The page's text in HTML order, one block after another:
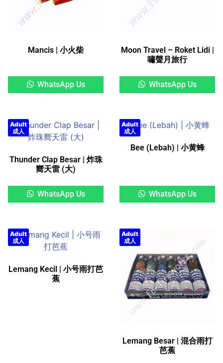
Mancis | 小火柴
WhatsApp Us
Moon Travel – Roket Lidi |
嘯聲月旅行
WhatsApp Us
Adult
成人
Thunder Clap Besar | 炸珠
嚮天雷 (大)
WhatsApp Us
Adult
成人
Bee (Lebah) | 小黄蜂
WhatsApp Us
Adult
成人
Lemang Kecil | 小号雨打芭
蕉
Adult
成人
Lemang Besar | 混合雨打
芭蕉